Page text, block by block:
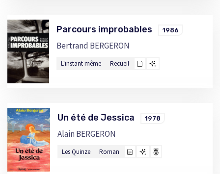
Parcours improbables 1986
Bertrand BERGERON
L'instant même Recueil
Un été de Jessica 1978
Alain BERGERON
Les Quinze Roman